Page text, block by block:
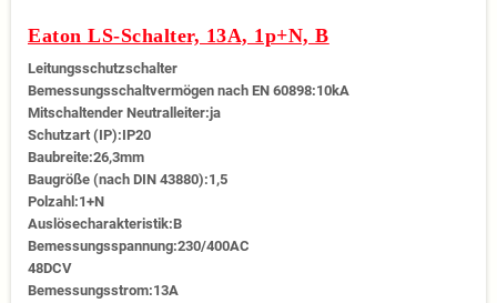
Eaton LS-Schalter, 13A, 1p+N, B
Leitungsschutzschalter
Bemessungsschaltvermögen nach EN 60898:10kA
Mitschaltender Neutralleiter:ja
Schutzart (IP):IP20
Baubreite:26,3mm
Baugröße (nach DIN 43880):1,5
Polzahl:1+N
Auslösecharakteristik:B
Bemessungsspannung:230/400AC
48DCV
Bemessungsstrom:13A